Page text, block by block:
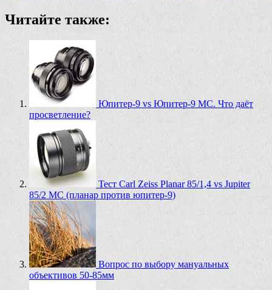
Читайте также:
Юпитер-9 vs Юпитер-9 МС. Что даёт
просветление?
Тест Carl Zeiss Planar 85/1,4 vs Jupiter
85/2 MC (планар против юпитер-9)
Вопрос по выбору мануальных
объективов 50-85мм